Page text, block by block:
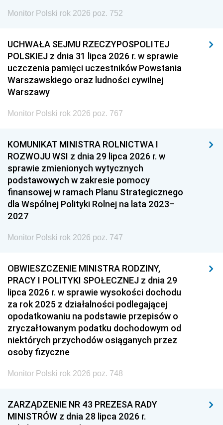
Monitor Polski rok 2026 poz. 752
UCHWAŁA SEJMU RZECZYPOSPOLITEJ
POLSKIEJ z dnia 31 lipca 2026 r. w sprawie
uczczenia pamięci uczestników Powstania
Warszawskiego oraz ludności cywilnej
Warszawy
Monitor Polski rok 2026 poz. 767
KOMUNIKAT MINISTRA ROLNICTWA I
ROZWOJU WSI z dnia 29 lipca 2026 r. w
sprawie zmienionych wytycznych
podstawowych w zakresie pomocy
finansowej w ramach Planu Strategicznego
dla Wspólnej Polityki Rolnej na lata 2023–
2027
Monitor Polski rok 2026 poz. 747
OBWIESZCZENIE MINISTRA RODZINY,
PRACY I POLITYKI SPOŁECZNEJ z dnia 29
lipca 2026 r. w sprawie wysokości dochodu
za rok 2025 z działalności podlegającej
opodatkowaniu na podstawie przepisów o
zryczałtowanym podatku dochodowym od
niektórych przychodów osiąganych przez
osoby fizyczne
Monitor Polski rok 2026 poz. 748
ZARZĄDZENIE NR 43 PREZESA RADY
MINISTRÓW z dnia 28 lipca 2026 r.